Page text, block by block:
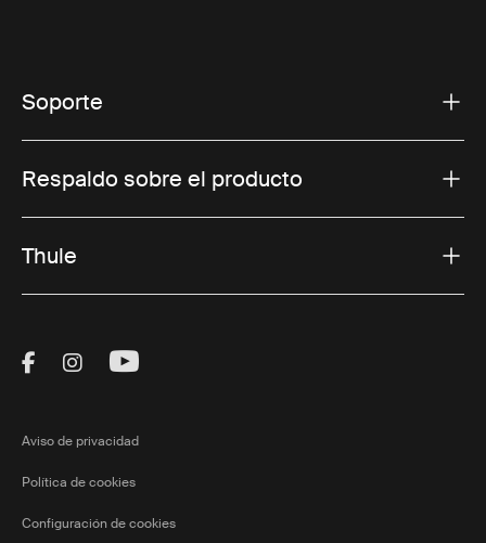
Soporte
Respaldo sobre el producto
Thule
Visit Thule on Facebook (external link)
Visit Thule on Instagram (external link)
Visit Thule on Youtube (external
Aviso de privacidad
Política de cookies
Configuración de cookies